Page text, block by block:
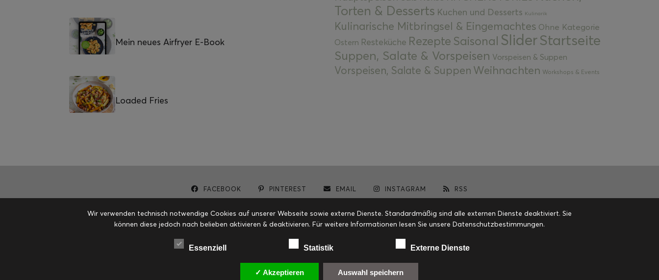
Mein neues Airfryer E-Book
Loaded Fries
Torten & Desserts Kuchen und Desserts Kulinarik
Kulinarische Mitbringsel & Eingemachtes Ohne Kategorie
Ostern Resteküche Rezepte Saisonal SliderStartseite
Suppen, Salate & Vorspeisen Vorspeisen & Suppen
Vorspeisen, Salate & Suppen Weihnachten Workshops & Events
FACEBOOK PINTEREST EMAIL INSTAGRAM RSS
Wir verwenden technisch notwendige Cookies auf unserer Webseite sowie externe Dienste. Standardmäßig sind alle externen Dienste deaktiviert. Sie
können diese jedoch nach belieben aktivieren & deaktivieren. Für weitere Informationen lesen Sie unsere Datenschutzbestimmungen.
Essenziell Statistik Externe Dienste
✓ Akzeptieren Auswahl speichern